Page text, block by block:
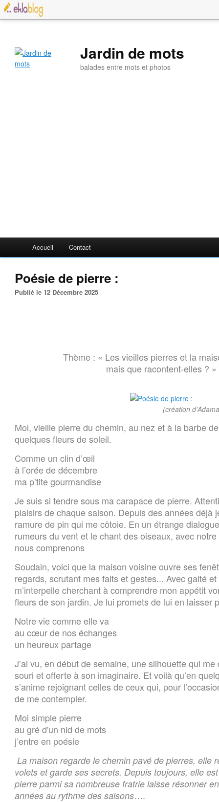
Jardin de mots
balades entre mots et photos
Accueil Contact
Poésie de pierre :
Publié le 12 Décembre 2025
Thème : « Les vieilles pierres et la
mais que racontent-elles ? »
(création
Moi, vieille pierre du chemin, au nez et à la barbe
quelques fleurs de soleil.
Comme un clin d’œil
à l’orée de décembre
ma p’tite gourmandise
Je suis si tendre sous ma carapace de pierre.
plaisirs de chaque saison. Depuis des années déjà
ramure de pin qui me côtoie. En un étrange
rumeurs du vent et le chant des oiseaux, avec
nous comprenons
Soudain, voici que la maison voisine ouvre ses
regards, scrutant mes faits et gestes... Avec gaité
m’interpelle cherchant à comprendre mon appétit
fleurs de son jardin. Je lui promets de lui en laisser
Notre vie comme elle va
au cœur de nos échanges
un heureux partage
J’ai vu, en début de semaine, une silhouette qui me
souri et offerte à son imaginaire. Et voilà qu’en
s’anime rejoignant celles de ceux qui, pour
de me contempler.
Moi simple pierre
au gré d'un nid de mots
j’entre en poésie
La maison regarde le chemin pavé de pierres, elle
volets et garde ses secrets. Depuis toujours, elle
pierre parmi sa nombreuse fratrie laisse résonner
années au rythme des saisons….